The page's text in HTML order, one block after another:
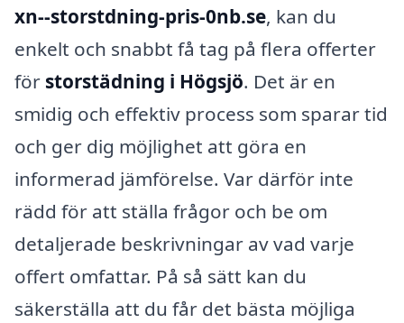
xn--storstdning-pris-0nb.se, kan du
enkelt och snabbt få tag på flera offerter
för storstädning i Högsjö. Det är en
smidig och effektiv process som sparar tid
och ger dig möjlighet att göra en
informerad jämförelse. Var därför inte
rädd för att ställa frågor och be om
detaljerade beskrivningar av vad varje
offert omfattar. På så sätt kan du
säkerställa att du får det bästa möjliga